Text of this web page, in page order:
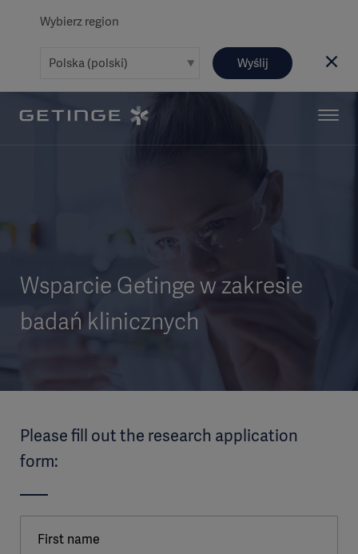
Wybierz region
Wyślij
Wsparcie Getinge w zakresie
badań klinicznych
Please fill out the research application
form:
First name